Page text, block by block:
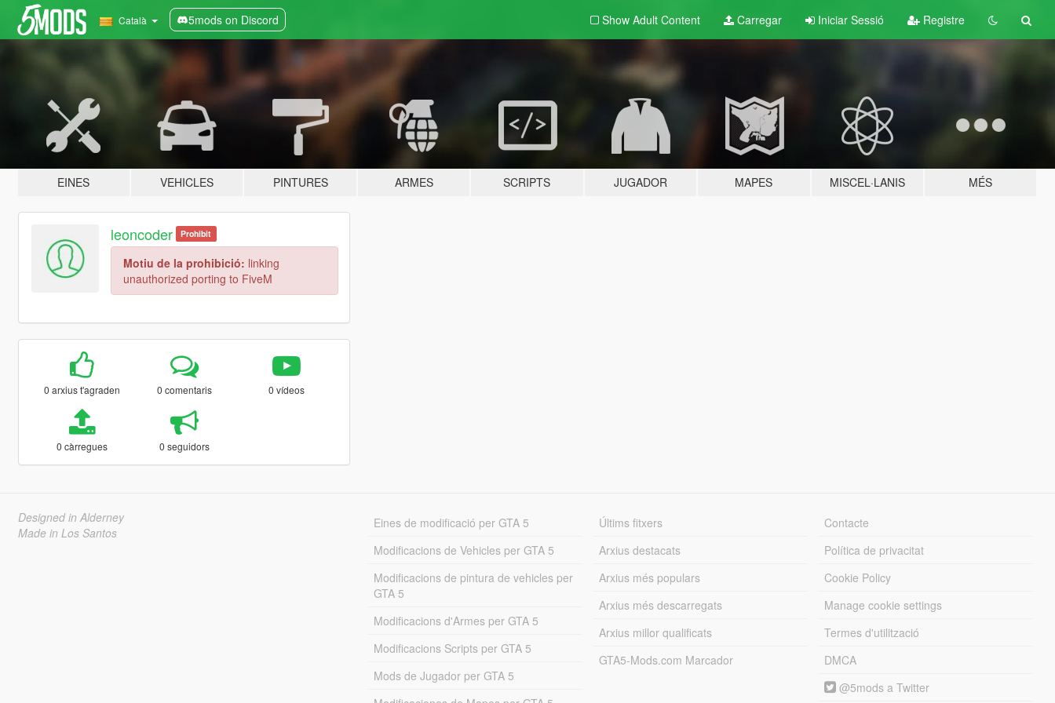
Català 5mods on Discord Show Adult Content Carregar Iniciar Sessió Registre
EINES VEHICLES PINTURES ARMES SCRIPTS JUGADOR MAPES MISCEL·LANIS MÉS
leoncoder Prohibit
Motiu de la prohibició: linking
unauthorized porting to FiveM
0 arxius t'agraden 0 comentaris 0 vídeos
0 càrregues 0 seguidors
Designed in Alderney
Made in Los Santos
Eines de modificació per GTA 5
Modificacions de Vehicles per GTA 5
Modificacions de pintura de vehicles per
GTA 5
Modificacions d'Armes per GTA 5
Modificacions Scripts per GTA 5
Mods de Jugador per GTA 5
Últims fitxers
Arxius destacats
Arxius més populars
Arxius més descarregats
Arxius millor qualificats
GTA5-Mods.com Marcador
Contacte
Política de privacitat
Cookie Policy
Manage cookie settings
Termes d'utilització
DMCA
@5mods a Twitter